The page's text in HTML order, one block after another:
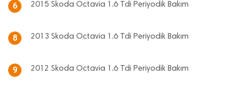
6 2015 Skoda Octavia 1.6 Tdi Periyodik Bakım
8 2013 Skoda Octavia 1.6 Tdi Periyodik Bakım
9 2012 Skoda Octavia 1.6 Tdi Periyodik Bakım